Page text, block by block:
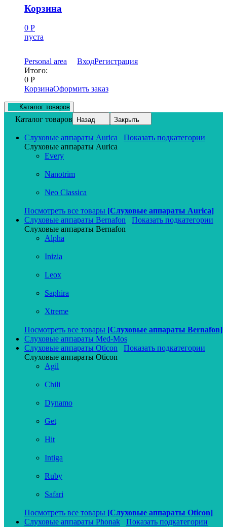
Корзина
0 Р
пуста
Personal area ВходРегистрация
Итого:
0 Р
КорзинаОформить заказ
Каталог товаров
Каталог товаров Назад Закрыть
Слуховые аппараты Aurica
Показать подкатегории
Слуховые аппараты Aurica
Every
Nanotrim
Neo Classica
Посмотреть все товары [Слуховые аппараты Aurica]
Слуховые аппараты Bernafon
Показать подкатегории
Слуховые аппараты Bernafon
Alpha
Inizia
Leox
Saphira
Xtreme
Посмотреть все товары [Слуховые аппараты Bernafon]
Слуховые аппараты Med-Mos
Слуховые аппараты Oticon
Показать подкатегории
Слуховые аппараты Oticon
Agil
Chili
Dynamo
Get
Hit
Intiga
Ruby
Safari
Посмотреть все товары [Слуховые аппараты Oticon]
Слуховые аппараты Phonak
Показать подкатегории